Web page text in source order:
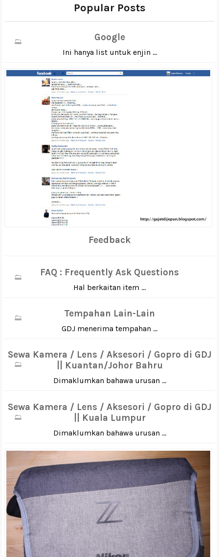
Popular Posts
Google
Ini hanya list untuk enjin ...
Feedback
FAQ : Frequently Ask Questions
Hal berkaitan item ...
Tempahan Lain-Lain
GDJ menerima tempahan ...
Sewa Kamera / Lens / Aksesori / Gopro di GDJ
|| Kuantan/Johor Bahru
Dimaklumkan bahawa urusan ...
Sewa Kamera / Lens / Aksesori / Gopro di GDJ
|| Kuala Lumpur
Dimaklumkan bahawa urusan ...